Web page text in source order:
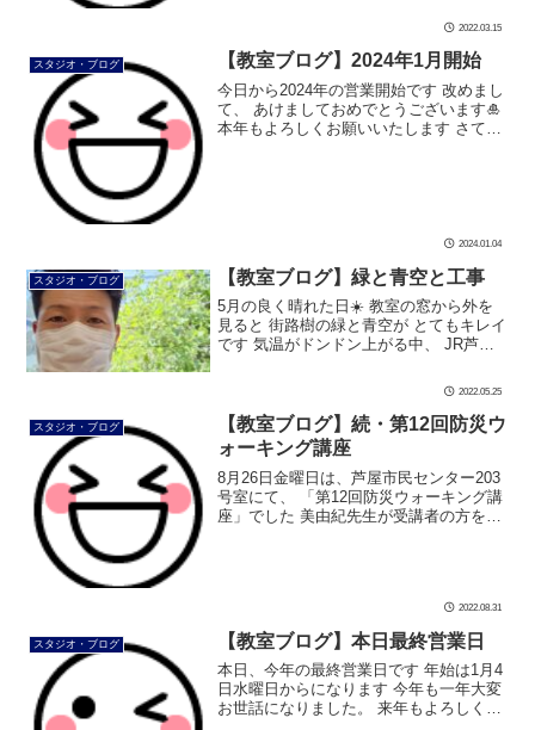
2022.03.15
スタジオ・ブログ 【教室ブログ】2024年1月開始
今日から2024年の営業開始です 改めまし
て、 あけましておめでとうございます🎍
本年もよろしくお願いいたします さて、
2024.01.04
スタジオ・ブログ 【教室ブログ】緑と青空と工事
5月の良く晴れた日☀️ 教室の窓から外を
見ると 街路樹の緑と青空が とてもキレイ
です 気温がドンドン上がる中、 JR芦屋
ンス #ボディメイク #シュッとれ #芦屋 #
2022.05.25
スタジオ・ブログ
【教室ブログ】続・第12回防災ウ
ォーキング講座
8月26日金曜日は、芦屋市民センター203
号室にて、 「第12回防災ウォーキング講
座」でした 美由紀先生が受講者の方をサ
2022.08.31
スタジオ・ブログ 【教室ブログ】本日最終営業日
本日、今年の最終営業日です 年始は1月4
日水曜日からになります 今年も一年大変
お世話になりました。 来年もよろしくお